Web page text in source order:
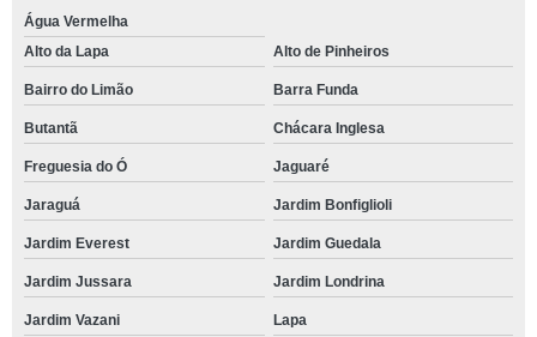
Água Vermelha
Alto da Lapa
Alto de Pinheiros
Bairro do Limão Barra Funda
Butantã Chácara Inglesa
Freguesia do Ó Jaguaré
Jaraguá Jardim Bonfiglioli
Jardim Everest Jardim Guedala
Jardim Jussara Jardim Londrina
Jardim Vazani Lapa